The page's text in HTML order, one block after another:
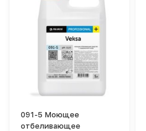
091-5 Моющее
отбеливающее